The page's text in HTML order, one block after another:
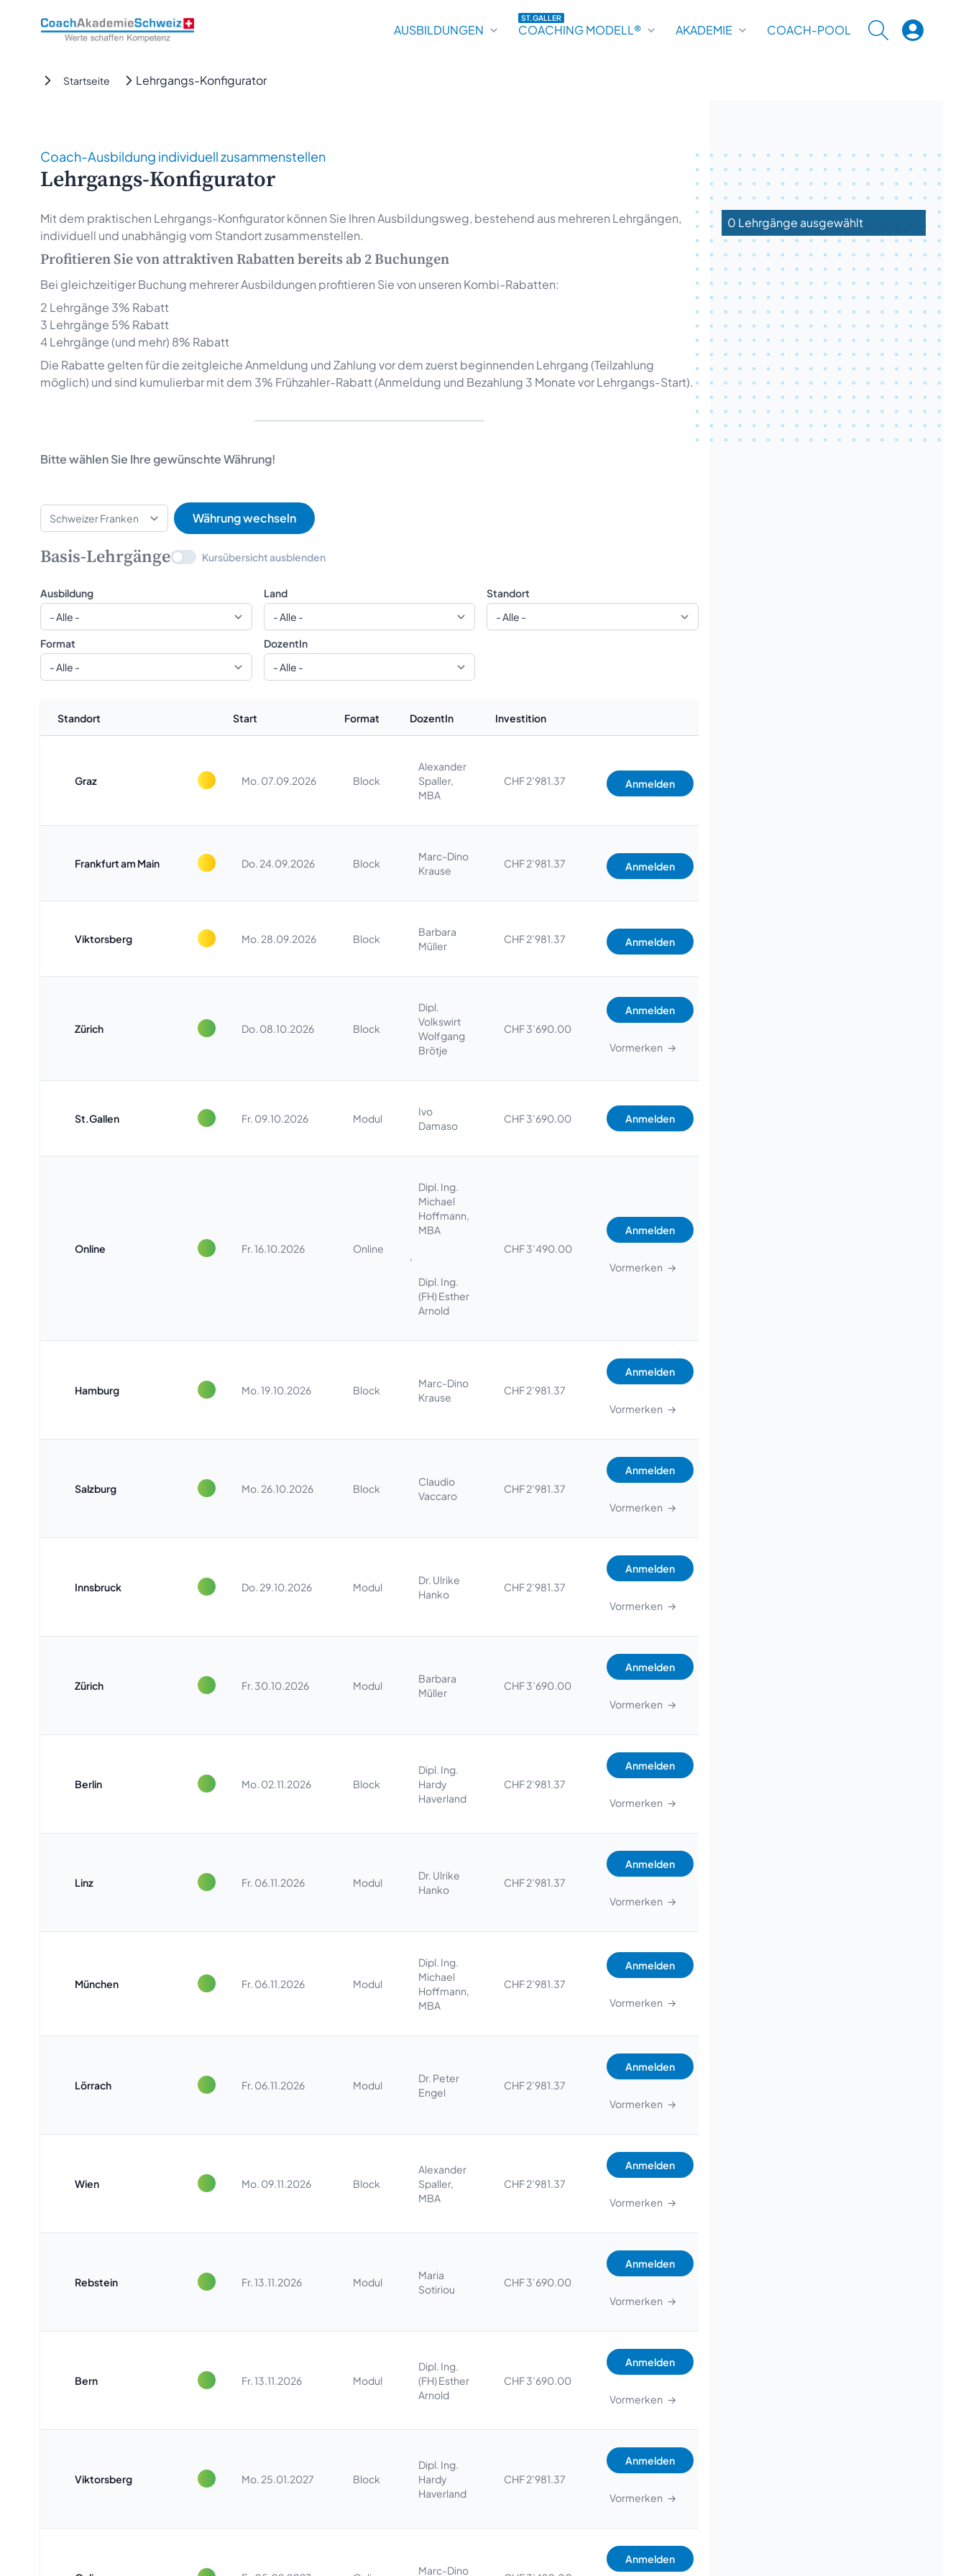
CoachAkademieSchweiz AUSBILDUNGEN
ST.GALLER
COACHING MODELL® AKADEMIE COACH-POOL SUCHE
Startseite Lehrgangs-Konfigurator
Coach-Ausbildung individuell zusammenstellen
Lehrgangs-Konfigurator
0 Lehrgänge ausgewählt
Mit dem praktischen Lehrgangs-Konfigurator können Sie Ihren Ausbildungsweg, bestehend aus mehreren Lehrgängen,
individuell und unabhängig vom Standort zusammenstellen.
Profitieren Sie von attraktiven Rabatten bereits ab 2 Buchungen
Bei gleichzeitiger Buchung mehrerer Ausbildungen profitieren Sie von unseren Kombi-Rabatten:
2 Lehrgänge 3% Rabatt
3 Lehrgänge 5% Rabatt
4 Lehrgänge (und mehr) 8% Rabatt
Die Rabatte gelten für die zeitgleiche Anmeldung und Zahlung vor dem zuerst beginnenden Lehrgang (Teilzahlung
möglich) und sind kumulierbar mit dem 3% Frühzahler-Rabatt (Anmeldung und Bezahlung 3 Monate vor Lehrgangs-Start).
Bitte wählen Sie Ihre gewünschte Währung!
Basis-Lehrgänge Kursübersicht ausblenden
Ausbildung Land Standort
Format DozentIn
Standort Start Format DozentIn Investition
Graz Mo. 07.09.2026 Block
Alexander
Spaller,
MBA
CHF 2’981.37 Anmelden
Frankfurt am Main Do. 24.09.2026 Block
Marc-Dino
Krause
CHF 2’981.37 Anmelden
Viktorsberg Mo. 28.09.2026 Block
Barbara
Müller
CHF 2’981.37 Anmelden
Zürich Do. 08.10.2026 Block
Dipl.
Volkswirt
Wolfgang
Brötje
CHF 3’690.00
Anmelden
Vormerken →
St.Gallen Fr. 09.10.2026 Modul
Ivo
Damaso
CHF 3’690.00 Anmelden
Online Fr. 16.10.2026 Online
Dipl. Ing.
Michael
Hoffmann,
MBA
,
Dipl. Ing.
(FH) Esther
Arnold
CHF 3’490.00
Anmelden
Vormerken →
Hamburg Mo. 19.10.2026 Block
Marc-Dino
Krause
CHF 2’981.37
Anmelden
Vormerken →
Salzburg Mo. 26.10.2026 Block
Claudio
Vaccaro
CHF 2’981.37
Anmelden
Vormerken →
Innsbruck Do. 29.10.2026 Modul
Dr. Ulrike
Hanko
CHF 2’981.37
Anmelden
Vormerken →
Zürich Fr. 30.10.2026 Modul
Barbara
Müller
CHF 3’690.00
Anmelden
Vormerken →
Berlin Mo. 02.11.2026 Block
Dipl. Ing.
Hardy
Haverland
CHF 2’981.37
Anmelden
Vormerken →
Linz Fr. 06.11.2026 Modul
Dr. Ulrike
Hanko
CHF 2’981.37
Anmelden
Vormerken →
München Fr. 06.11.2026 Modul
Dipl. Ing.
Michael
Hoffmann,
MBA
CHF 2’981.37
Anmelden
Vormerken →
Lörrach Fr. 06.11.2026 Modul
Dr. Peter
Engel
CHF 2’981.37
Anmelden
Vormerken →
Wien Mo. 09.11.2026 Block
Alexander
Spaller,
MBA
CHF 2’981.37
Anmelden
Vormerken →
Rebstein Fr. 13.11.2026 Modul
Maria
Sotiriou
CHF 3’690.00
Anmelden
Vormerken →
Bern Fr. 13.11.2026 Modul
Dipl. Ing.
(FH) Esther
Arnold
CHF 3’690.00
Anmelden
Vormerken →
Viktorsberg Mo. 25.01.2027 Block
Dipl. Ing.
Hardy
Haverland
CHF 2’981.37
Anmelden
Vormerken →
Marc-Dino
Anmelden